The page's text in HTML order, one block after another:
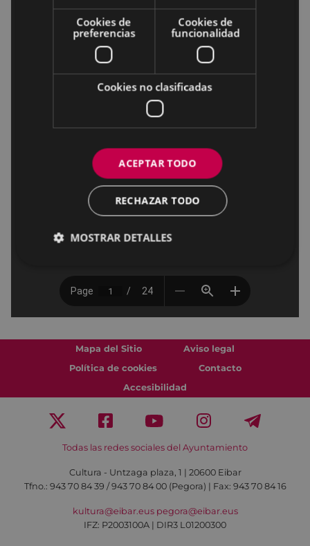
Mapa del Sitio
Aviso legal
Política de cookies
Contacto
Accesibilidad
Todas las redes sociales del Ayuntamiento
Cultura - Untzaga plaza, 1 | 20600 Eibar
Tfno.: 943 70 84 39 / 943 70 84 00 (Pegora) | Fax: 943 70 84 16
kultura@eibar.eus pegora@eibar.eus
IFZ: P2003100A | DIR3 L01200300
Cookies de
preferencias
Cookies de
funcionalidad
Cookies no clasificadas
ACEPTAR TODO
RECHAZAR TODO
MOSTRAR DETALLES